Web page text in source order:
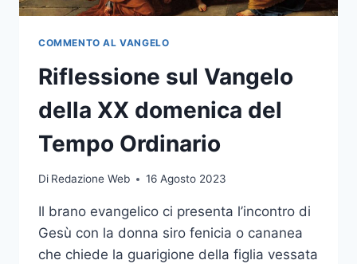
COMMENTO AL VANGELO
Riflessione sul Vangelo
della XX domenica del
Tempo Ordinario
Di Redazione Web 16 Agosto 2023
Il brano evangelico ci presenta l’incontro di
Gesù con la donna siro fenicia o cananea
che chiede la guarigione della figlia vessata